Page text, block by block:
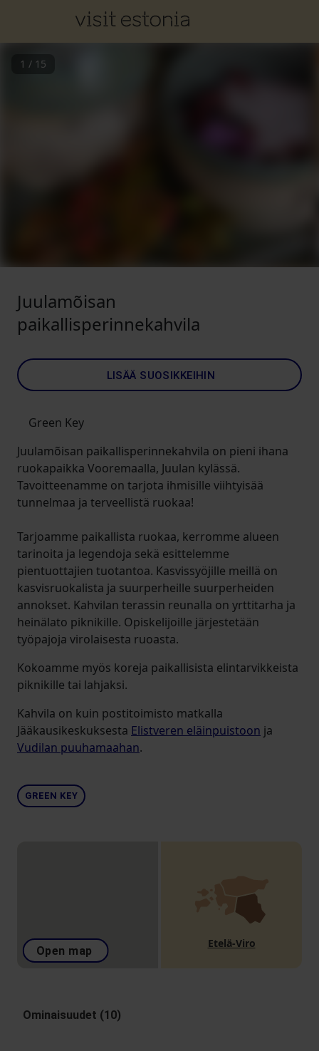
1 / 15
Juulamõisan
paikallisperinnekahvila
LISÄÄ SUOSIKKEIHIN
Green Key
Juulamõisan paikallisperinnekahvila on pieni ihana
ruokapaikka Vooremaalla, Juulan kylässä.
Tavoitteenamme on tarjota ihmisille viihtyisää
tunnelmaa ja terveellistä ruokaa!
Tarjoamme paikallista ruokaa, kerromme alueen
tarinoita ja legendoja sekä esittelemme
pientuottajien tuotantoa. Kasvissyöjille meillä on
kasvisruokalista ja suurperheille suurperheiden
annokset. Kahvilan terassin reunalla on yrttitarha ja
heinälato piknikille. Opiskelijoille järjestetään
työpajoja virolaisesta ruoasta.
Kokoamme myös koreja paikallisista elintarvikkeista
piknikille tai lahjaksi.
Kahvila on kuin postitoimisto matkalla
Jääkausikeskuksesta Elistveren eläinpuistoon ja
Vudilan puuhamaahan.
GREEN KEY
Open map
Etelä-Viro
Ominaisuudet (10)